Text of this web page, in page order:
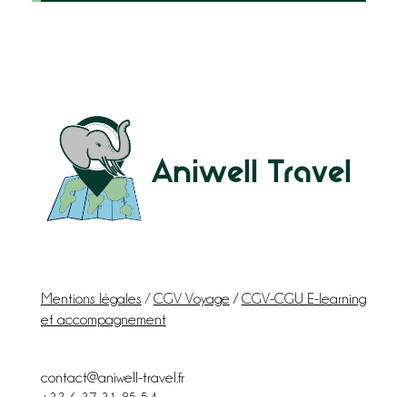
Aniwell Travel
Mentions légales /CGV Voyage /CGV-CGU E-learning
et accompagnement
contact@aniwell-travel.fr